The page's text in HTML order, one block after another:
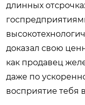
длинных
доказал свою
как продавец
даже по
восприятие тебя